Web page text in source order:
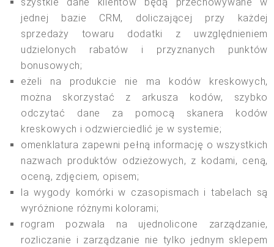
szystkie dane klientów będą przechowywane w
jednej bazie CRM, doliczającej przy każdej
sprzedaży towaru dodatki z uwzględnieniem
udzielonych rabatów i przyznanych punktów
bonusowych;
eżeli na produkcie nie ma kodów kreskowych,
można skorzystać z arkusza kodów, szybko
odczytać dane za pomocą skanera kodów
kreskowych i odzwierciedlić je w systemie;
omenklatura zapewni pełną informację o wszystkich
nazwach produktów odzieżowych, z kodami, ceną,
oceną, zdjęciem, opisem;
la wygody komórki w czasopismach i tabelach są
wyróżnione różnymi kolorami;
rogram pozwala na ujednolicone zarządzanie,
rozliczanie i zarządzanie nie tylko jednym sklepem